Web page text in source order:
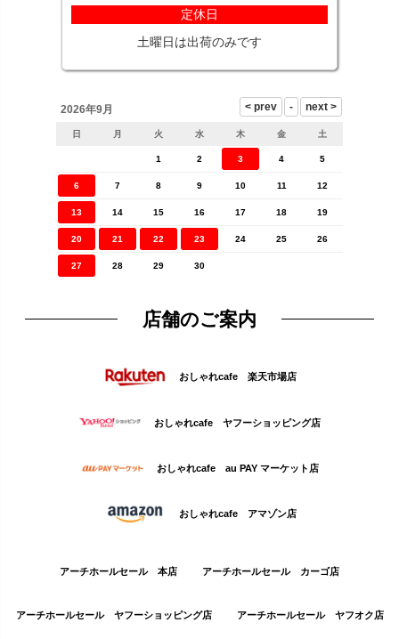
定休日
土曜日は出荷のみです
2026年9月
日 月 火 水 木 金 土
1 2 3 4 5
6 7 8 9 10 11 12
13 14 15 16 17 18 19
20 21 22 23 24 25 26
27 28 29 30
店舗のご案内
おしゃれcafe 楽天市場店
おしゃれcafe ヤフーショッピング店
おしゃれcafe au PAY マーケット店
おしゃれcafe アマゾン店
アーチホールセール 本店 アーチホールセール カーゴ店
アーチホールセール ヤフーショッピング店 アーチホールセール ヤフオク店